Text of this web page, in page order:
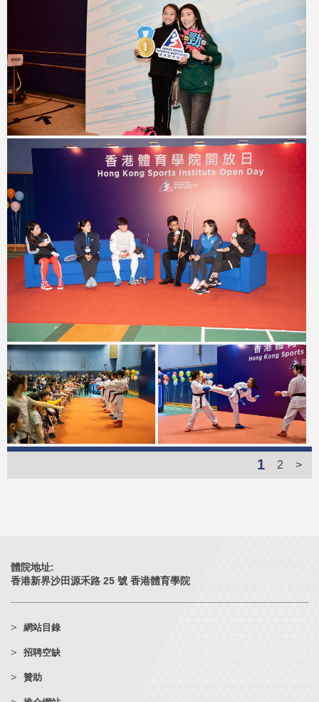
1 2 >
體院地址:
香港新界沙田源禾路 25 號 香港體育學院
網站目錄
招聘空缺
贊助